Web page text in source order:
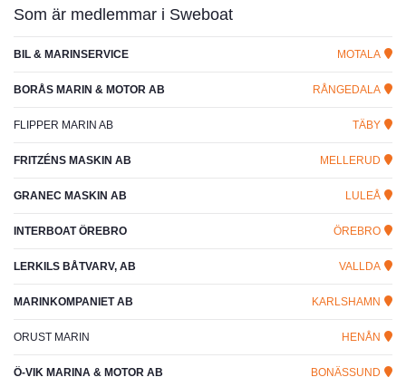
Som är medlemmar i Sweboat
BIL & MARINSERVICE MOTALA
BORÅS MARIN & MOTOR AB RÅNGEDALA
FLIPPER MARIN AB TÄBY
FRITZÉNS MASKIN AB MELLERUD
GRANEC MASKIN AB LULEÅ
INTERBOAT ÖREBRO ÖREBRO
LERKILS BÅTVARV, AB VALLDA
MARINKOMPANIET AB KARLSHAMN
ORUST MARIN HENÅN
Ö-VIK MARINA & MOTOR AB BONÄSSUND